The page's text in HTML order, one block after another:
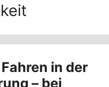
in der
– bei